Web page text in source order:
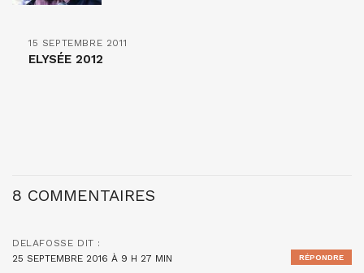
15 SEPTEMBRE 2011
ELYSÉE 2012
8 COMMENTAIRES
DELAFOSSE DIT :
25 SEPTEMBRE 2016 À 9 H 27 MIN
RÉPONDRE